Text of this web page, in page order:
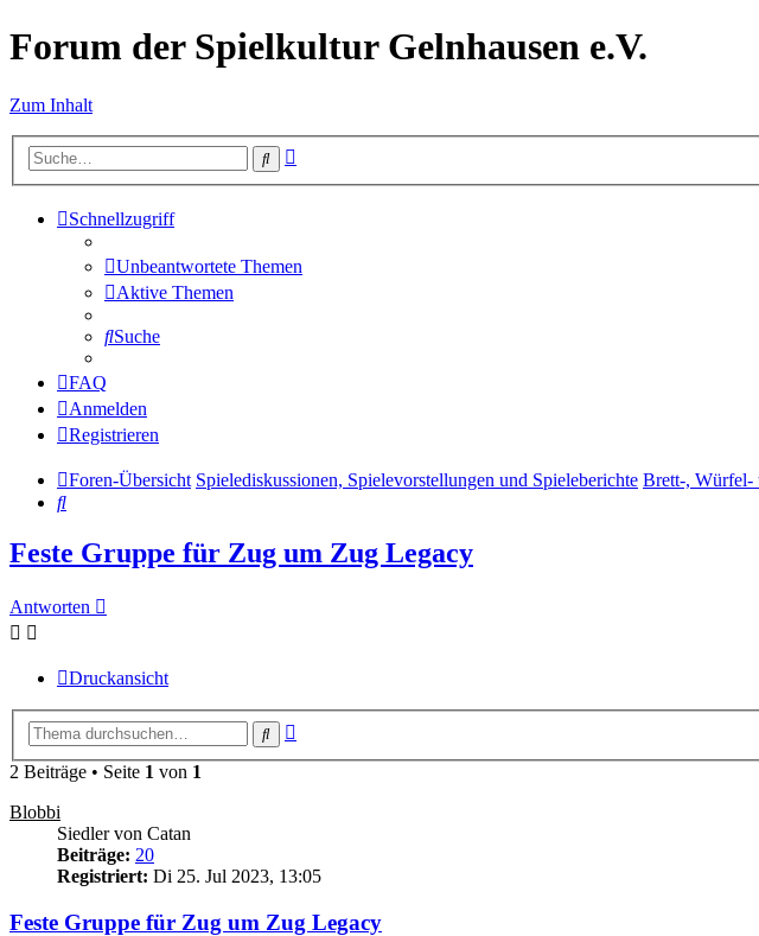
Forum der Spielkultur Gelnhausen e.V.
Zum Inhalt
Suche
Schnellzugriff
Unbeantwortete Themen
Aktive Themen
Suche
FAQ
Anmelden
Registrieren
Foren-Übersicht Spielediskussionen, Spielevorstellungen und Spieleberichte Brett-, Würfel-
Suche
Feste Gruppe für Zug um Zug Legacy
Antworten
Druckansicht
Suche
2 Beiträge • Seite 1 von 1
Blobbi
Siedler von Catan
Beiträge: 20
Registriert: Di 25. Jul 2023, 13:05
Feste Gruppe für Zug um Zug Legacy